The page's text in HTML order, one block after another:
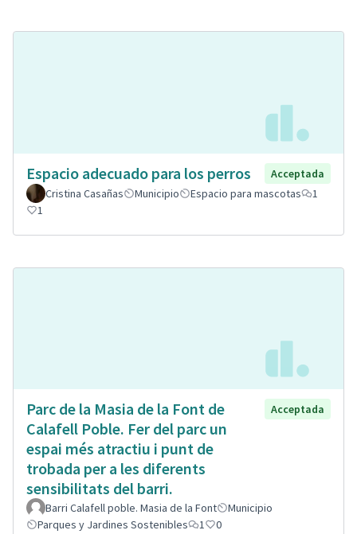
Espacio adecuado para los perros
Acceptada
Cristina Casañas
Municipio Espacio para mascotas
1
1
Parc de la Masia de la Font de
Calafell Poble. Fer del parc un
espai més atractiu i punt de
trobada per a les diferents
sensibilitats del barri.
Acceptada
Barri Calafell poble. Masia de la Font
Municipio
Parques y Jardines Sostenibles
1 0